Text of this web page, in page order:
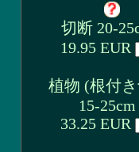
切断 20-
19.95 EUR
植物 (根付
15-25cm
33.25 EUR